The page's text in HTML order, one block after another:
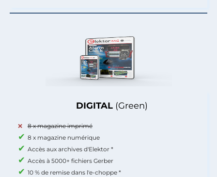
DIGITAL (Green)
8 x magazine imprimé
8 x magazine numérique
Accès aux archives d'Elektor *
Accès à 5000+ fichiers Gerber
10 % de remise dans l'e-choppe *